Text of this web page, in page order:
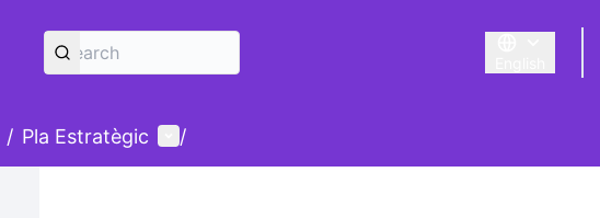
Triar la llengua
/ Pla Estratègic User menu
/